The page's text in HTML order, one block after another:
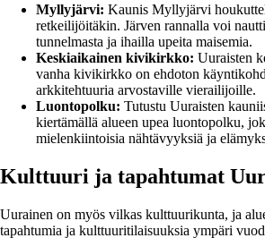
Myllyjärvi: Kaunis Myllyjärvi
retkeilijöitäkin. Järven rannalla voi
tunnelmasta ja ihailla upeita maisemia.
Keskiaikainen kivikirkko: Uuraisten
vanha kivikirkko on ehdoton
arkkitehtuuria arvostaville vierailijoille.
Luontopolku: Tutustu Uuraisten
kiertämällä alueen upea luontopolku,
mielenkiintoisia nähtävyyksiä ja
Kulttuuri ja tapahtumat
Uurainen on myös vilkas kulttuurikunta, ja
tapahtumia ja kulttuuritilaisuuksia ympäri